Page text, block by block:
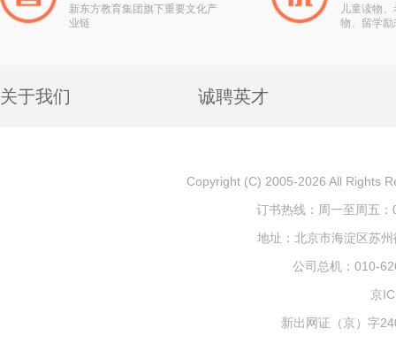
新东方教育集团旗下重要文化产
业链
儿童读物
物、留学
关于我们 诚聘英才
Copyright (C) 2005-2026 All Rights
订书热线：周一至周五
地址：北京市海淀区苏
公司总机：010-
京
新出网证（京）字